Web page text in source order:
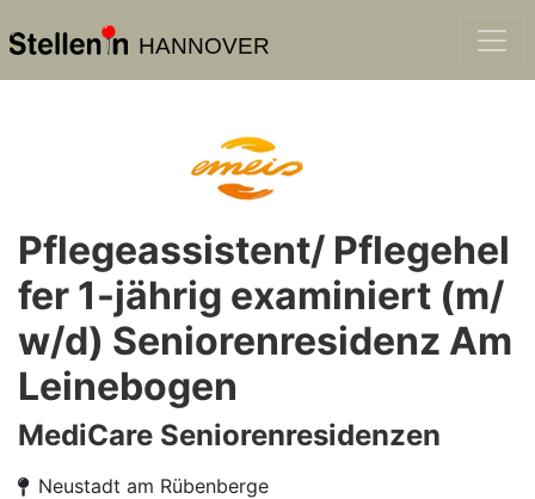
HANNOVER
Pflegeassistent/ Pflegehel
fer 1-jährig examiniert (m/
w/d) Seniorenresidenz Am
Leinebogen
MediCare Seniorenresidenzen
Neustadt am Rübenberge